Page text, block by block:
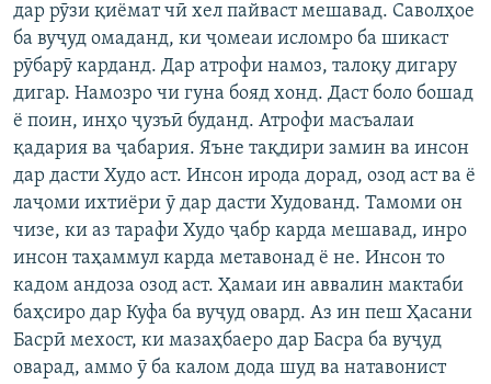
дар рӯзи қиёмат чӣ хел пайваст мешавад. Саволҳое
ба вуҷуд омаданд, ки ҷомеаи исломро ба шикаст
рӯбарӯ карданд. Дар атрофи намоз, талоқу дигару
дигар. Намозро чи гуна бояд хонд. Даст боло бошад
ё поин, инҳо ҷузъӣ буданд. Атрофи масъалаи
қадария ва ҷабария. Яъне тақдири замин ва инсон
дар дасти Худо аст. Инсон ирода дорад, озод аст ва ё
лаҷоми ихтиёри ӯ дар дасти Худованд. Тамоми он
чизе, ки аз тарафи Худо ҷабр карда мешавад, инро
инсон таҳаммул карда метавонад ё не. Инсон то
кадом андоза озод аст. Ҳамаи ин аввалин мактаби
баҳсиро дар Куфа ба вуҷуд овард. Аз ин пеш Ҳасани
Басрӣ мехост, ки мазаҳбаеро дар Басра ба вуҷуд
оварад, аммо ӯ ба калом дода шуд ва натавонист